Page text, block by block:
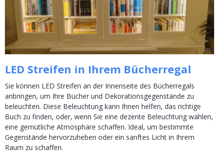
LED Streifen in Ihrem Bücherregal
Sie können LED Streifen an der Innenseite des Bücherregals
anbringen, um Ihre Bücher und Dekorationsgegenstände zu
beleuchten. Diese Beleuchtung kann Ihnen helfen, das richtige
Buch zu finden, oder, wenn Sie eine dezente Beleuchtung wählen,
eine gemütliche Atmosphäre schaffen. Ideal, um bestimmte
Gegenstände hervorzuheben oder ein sanftes Licht in Ihrem
Raum zu schaffen.